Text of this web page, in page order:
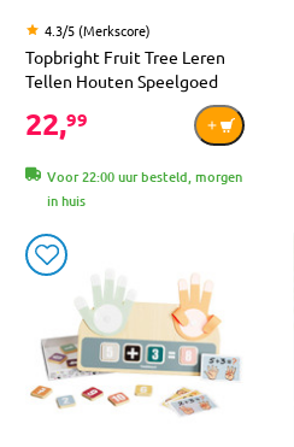
4.3/5 (Merkscore)
Topbright Fruit Tree Leren
Tellen Houten Speelgoed
22,99
Voor 22:00 uur besteld, morgen
in huis